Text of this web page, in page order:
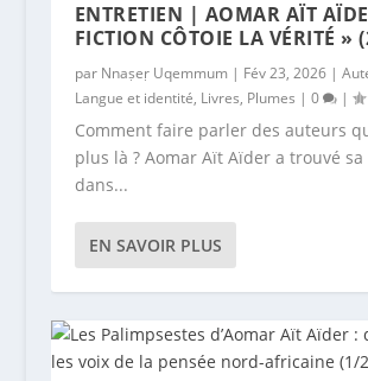
ENTRETIEN | AOMAR AÏT
FICTION CÔTOIE LA VÉRITÉ »
par Nnaṣeṛ Uqemmum| Fév 23, 2026|
Langue et identité, Livres, Plumes | 0 |
Comment faire parler des auteurs
plus là ? Aomar Aït Aïder a trouvé
dans...
EN SAVOIR PLUS